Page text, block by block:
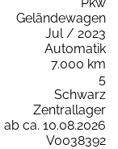
Geländewagen
Jul / 2023
Automatik
7.000 km
5
Schwarz
Zentrallager
ab ca. 10.08.2026
V0038392